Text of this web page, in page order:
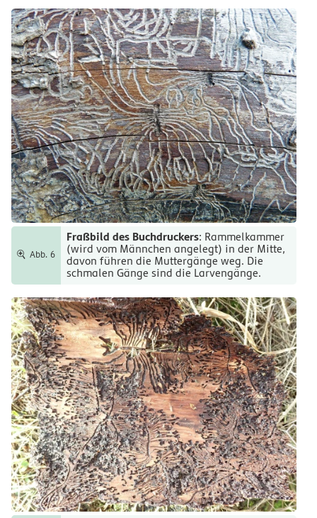
Abb. 6
Fraßbild des Buchdruckers: Rammelkammer
(wird vom Männchen angelegt) in der Mitte,
davon führen die Muttergänge weg. Die
schmalen Gänge sind die Larvengänge.